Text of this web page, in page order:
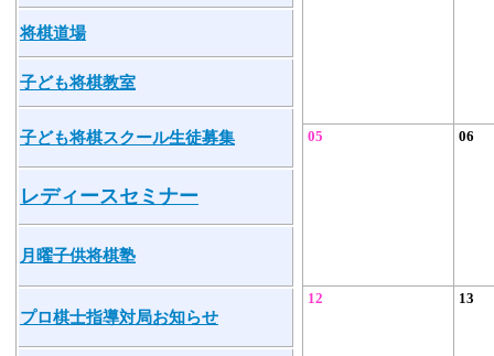
将棋道場
子ども将棋教室
子ども将棋スクール生徒募集
レディースセミナー
月曜子供将棋塾
プロ棋士指導対局お知らせ
05 06
12 13